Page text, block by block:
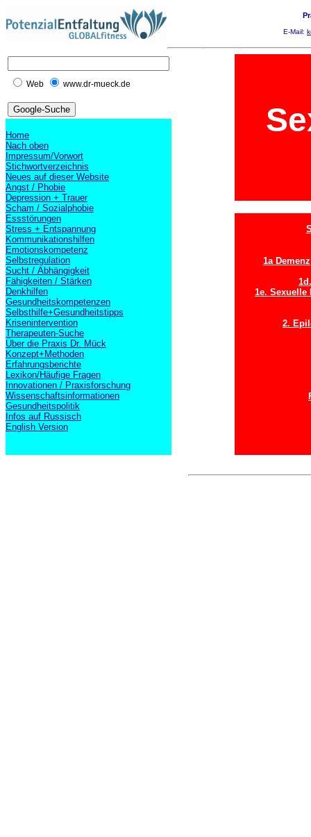
E-Mail:
Web www.dr-mueck.de
Home
Nach oben
Impressum/Vorwort
Stichwortverzeichnis
Neues auf dieser Website
Angst / Phobie
Depression + Trauer
Scham / Sozialphobie
Essstörungen
Stress + Entspannung
Kommunikationshilfen
Emotionskompetenz
Selbstregulation
Sucht / Abhängigkeit
Fähigkeiten / Stärken
Denkhilfen
Gesundheitskompetenzen
Selbsthilfe+Gesundheitstipps
Krisenintervention
Therapeuten-Suche
Über die Praxis Dr. Mück
Konzept+Methoden
Erfahrungsberichte
Lexikon/Häufige Fragen
Innovationen / Praxisforschung
Wissenschaftsinformationen
Gesundheitspolitik
Infos auf Russisch
English Version
1a Demenz
1e. Sexuelle
2.